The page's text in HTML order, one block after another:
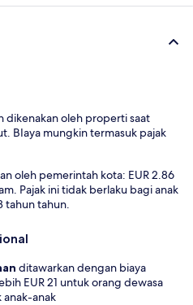
dikenakan oleh properti saat
BIaya mungkin termasuk pajak
oleh pemerintah kota: EUR 2.86
Pajak ini tidak berlaku bagi anak
tahun tahun.
ditawarkan dengan biaya
EUR 21 untuk orang dewasa
anak-anak